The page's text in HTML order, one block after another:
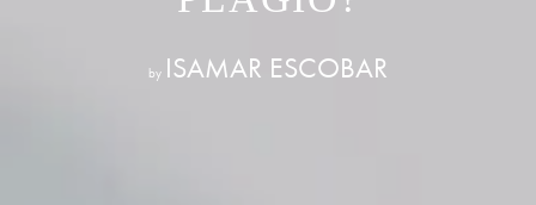
by ISAMAR ESCOBAR